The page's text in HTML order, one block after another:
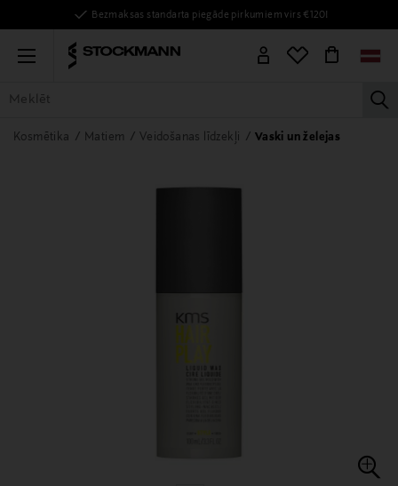
Bezmaksas standarta piegāde pirkumiem virs €120!
Menu
VISAS PRECES SIEVIETĒM VĪRIEŠIEM BĒRNIEM
Kosmētika Matiem Veidošanas līdzekļi Vaski un želejas